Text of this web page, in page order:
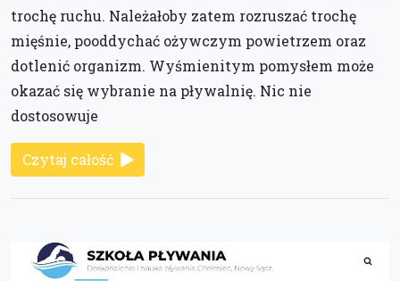
trochę ruchu. Należałoby zatem rozruszać trochę
mięśnie, pooddychać ożywczym powietrzem oraz
dotlenić organizm. Wyśmienitym pomysłem może
okazać się wybranie na pływalnię. Nic nie
dostosowuje
Czytaj całość